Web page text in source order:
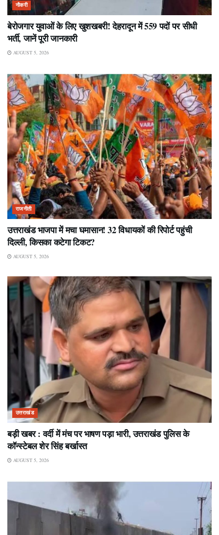
नौकरी
बेरोजगार युवाओं के लिए खुशखबरी! देहरादून में 559 पदों पर सीधी
भर्ती, जानें पूरी जानकारी
AUGUST 5, 2026
राजनीती
उत्तराखंड भाजपा में मचा घमासान! 32 विधायकों की रिपोर्ट पहुंची
दिल्ली, किसका कटेगा टिकट?
AUGUST 5, 2026
उत्तराखंड
बड़ी खबर : वर्दी में मंच पर भाषण पड़ा भारी, उत्तराखंड पुलिस के
कॉन्स्टेबल शेर सिंह बर्खास्त
AUGUST 5, 2026